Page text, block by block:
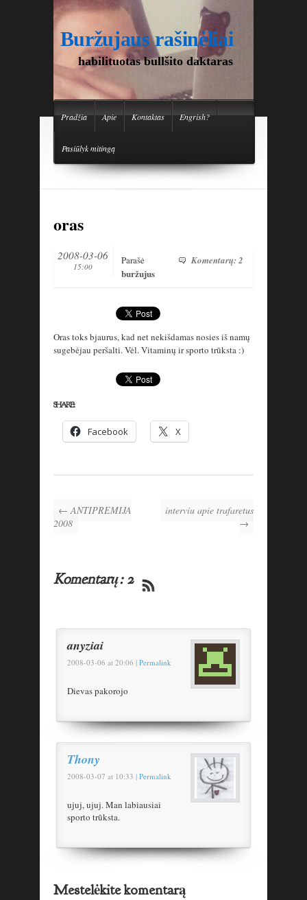
Buržujaus rašinėliai
habilituotas bullšito daktaras
Pradžia Apie Kontaktas Engrish?
Pasiūlyk mitingą
oras
2008-03-06
15:00
Komentarų: 2
Parašė
buržujus
Oras toks bjaurus, kad net nekišdamas nosies iš namų
sugebėjau peršalti. Vėl. Vitaminų ir sporto trūksta :)
SHARE:
Facebook X
← ANTIPREMIJA
2008
interviu apie trafaretus
→
Komentarų: 2
anyziai
2008-03-06 at 20:06 | Permalink
Dievas pakorojo
Thony
2008-03-07 at 10:33 | Permalink
ujuj, ujuj. Man labiausiai
sporto trūksta.
Mestelėkite komentarą